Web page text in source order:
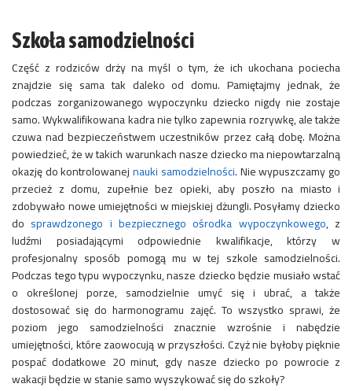
Szkoła samodzielności
Część z rodziców drży na myśl o tym, że ich ukochana pociecha
znajdzie się sama tak daleko od domu. Pamiętajmy jednak, że
podczas zorganizowanego wypoczynku dziecko nigdy nie zostaje
samo. Wykwalifikowana kadra nie tylko zapewnia rozrywkę, ale także
czuwa nad bezpieczeństwem uczestników przez całą dobę. Można
powiedzieć, że w takich warunkach nasze dziecko ma niepowtarzalną
okazję do kontrolowanejnauki samodzielności. Nie wypuszczamy go
przecież z domu, zupełnie bez opieki, aby poszło na miasto i
zdobywało nowe umiejętności w miejskiej dżungli. Posyłamy dziecko
do sprawdzonego i bezpiecznego ośrodka wypoczynkowego, z
ludźmi posiadającymi odpowiednie kwalifikacje, którzy w
profesjonalny sposób pomogą mu w tej szkole samodzielności.
Podczas tego typu wypoczynku, nasze dziecko będzie musiało wstać
o określonej porze, samodzielnie umyć się i ubrać, a także
dostosować się do harmonogramu zajęć. To wszystko sprawi, że
poziom jego samodzielności znacznie wzrośnie i nabędzie
umiejętności, które zaowocują w przyszłości. Czyż nie byłoby pięknie
pospać dodatkowe 20 minut, gdy nasze dziecko po powrocie z
wakacji będzie w stanie samo wyszykować się do szkoły?